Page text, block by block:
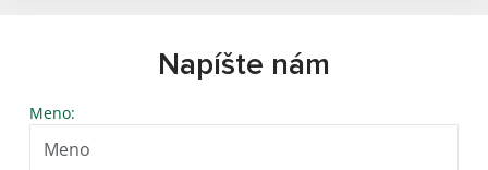
Napíšte nám
Meno: